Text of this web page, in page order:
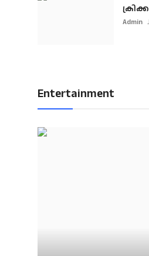
Admin
Entertainment